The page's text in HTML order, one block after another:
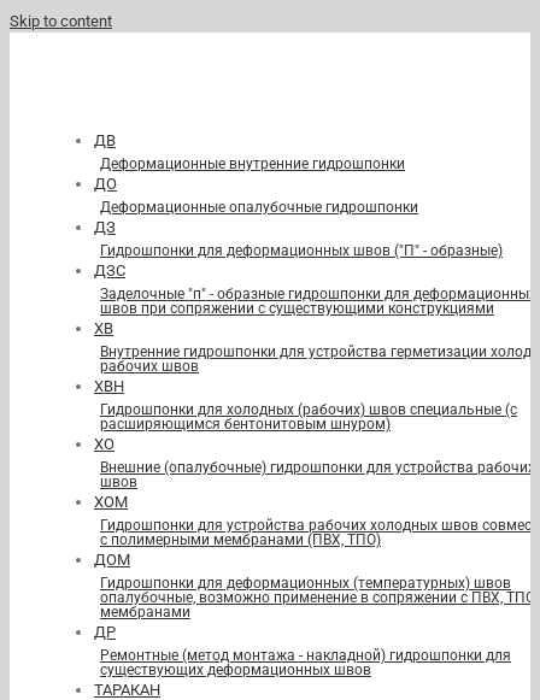
Skip to content
ДВ
Деформационные внутренние гидрошпонки
ДО
Деформационные опалубочные гидрошпонки
ДЗ
Гидрошпонки для деформационных швов ("П" - образные)
ДЗС
Заделочные "п" - образные гидрошпонки для деформационных
швов при сопряжении с существующими конструкциями
ХВ
Внутренние гидрошпонки для устройства герметизации
рабочих швов
ХВН
Гидрошпонки для холодных (рабочих) швов специальные (с
расширяющимся бентонитовым шнуром)
ХО
Внешние (опалубочные) гидрошпонки для устройства рабочих
швов
ХОМ
Гидрошпонки для устройства рабочих холодных швов
с полимерными мембранами (ПВХ, ТПО)
ДОМ
Гидрошпонки для деформационных (температурных) швов
опалубочные, возможно применение в сопряжении с ПВХ, ТПО
мембранами
ДР
Ремонтные (метод монтажа - накладной) гидрошпонки для
существующих деформационных швов
ТАРАКАН